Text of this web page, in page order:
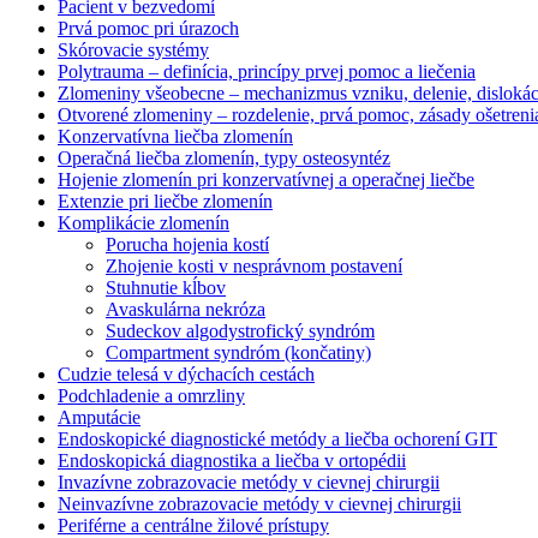
Pacient v bezvedomí
Prvá pomoc pri úrazoch
Skórovacie systémy
Polytrauma – definícia, princípy prvej pomoc a liečenia
Zlomeniny všeobecne – mechanizmus vzniku, delenie,
Otvorené zlomeniny – rozdelenie, prvá pomoc, zásady
Konzervatívna liečba zlomenín
Operačná liečba zlomenín, typy osteosyntéz
Hojenie zlomenín pri konzervatívnej a operačnej liečbe
Extenzie pri liečbe zlomenín
Komplikácie zlomenín
Porucha hojenia kostí
Zhojenie kosti v nesprávnom postavení
Stuhnutie kĺbov
Avaskulárna nekróza
Sudeckov algodystrofický syndróm
Compartment syndróm (končatiny)
Cudzie telesá v dýchacích cestách
Podchladenie a omrzliny
Amputácie
Endoskopické diagnostické metódy a liečba ochorení GIT
Endoskopická diagnostika a liečba v ortopédii
Invazívne zobrazovacie metódy v cievnej chirurgii
Neinvazívne zobrazovacie metódy v cievnej chirurgii
Periférne a centrálne žilové prístupy